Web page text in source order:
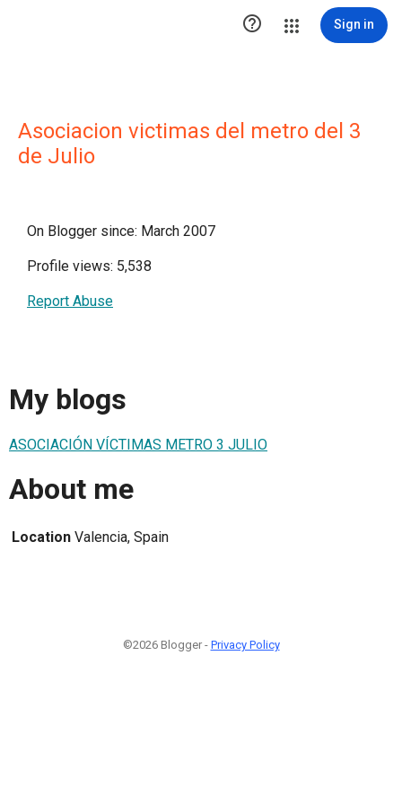
 Sign in
Asociacion victimas del metro del 3
de Julio
On Blogger since: March 2007
Profile views: 5,538
Report Abuse
My blogs
ASOCIACIÓN VÍCTIMAS METRO 3 JULIO
About me
Location Valencia, Spain
©2026 Blogger - Privacy Policy